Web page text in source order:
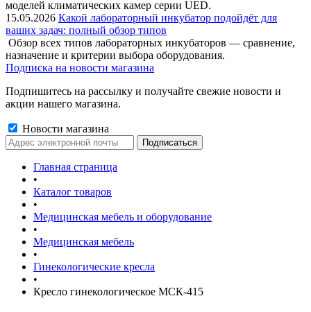
моделей климатических камер серии UED.
15.05.2026 Какой лабораторный инкубатор подойдёт для
ваших задач: полный обзор типов
Обзор всех типов лабораторных инкубаторов — сравнение,
назначение и критерии выбора оборудования.
Подписка на новости магазина
Подпишитесь на рассылку и получайте свежие новости и
акции нашего магазина.
Новости магазина
Главная страница
•
Каталог товаров
•
Медицинская мебель и оборудование
•
Медицинская мебель
•
Гинекологические кресла
•
Кресло гинекологическое МСК-415